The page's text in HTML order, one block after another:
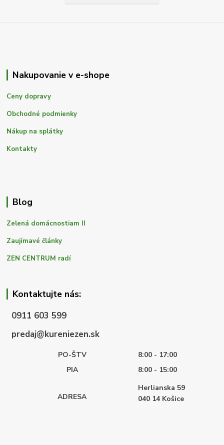
Nakupovanie v e-shope
Ceny dopravy
Obchodné podmienky
Nákup na splátky
Kontakty
Blog
Zelená domácnostiam II
Zaujímavé články
ZEN CENTRUM radí
Kontaktujte nás:
0911 603 599
predaj@kureniezen.sk
PO-ŠTV
8:00 - 17:00
PIA
8:00 - 15:00
ADRESA
Herlianska 59
040 14 Košice